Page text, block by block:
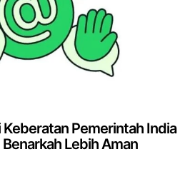
Pemerintah India
Lebih Aman